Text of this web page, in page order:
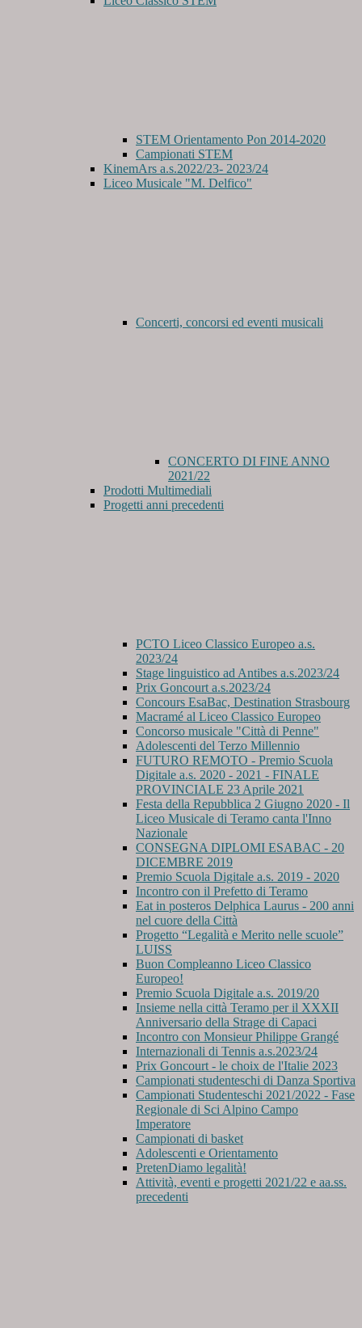
STEM Orientamento Pon 2014-2020
Campionati STEM
KinemArs a.s.2022/23- 2023/24
Liceo Musicale "M. Delfico"
Concerti, concorsi ed eventi musicali
CONCERTO DI FINE ANNO
2021/22
Prodotti Multimediali
Progetti anni precedenti
PCTO Liceo Classico Europeo a.s.
2023/24
Stage linguistico ad Antibes a.s.2023/24
Prix Goncourt a.s.2023/24
Concours EsaBac, Destination Strasbourg
Macramé al Liceo Classico Europeo
Concorso musicale "Città di Penne"
Adolescenti del Terzo Millennio
FUTURO REMOTO - Premio Scuola
Digitale a.s. 2020 - 2021 - FINALE
PROVINCIALE 23 Aprile 2021
Festa della Repubblica 2 Giugno 2020 - Il
Liceo Musicale di Teramo canta l'Inno
Nazionale
CONSEGNA DIPLOMI ESABAC - 20
DICEMBRE 2019
Premio Scuola Digitale a.s. 2019 - 2020
Incontro con il Prefetto di Teramo
Eat in posteros Delphica Laurus - 200 anni
nel cuore della Città
Progetto “Legalità e Merito nelle scuole”
LUISS
Buon Compleanno Liceo Classico
Europeo!
Premio Scuola Digitale a.s. 2019/20
Insieme nella città Teramo per il XXXII
Anniversario della Strage di Capaci
Incontro con Monsieur Philippe Grangé
Internazionali di Tennis a.s.2023/24
Prix Goncourt - le choix de l'Italie 2023
Campionati studenteschi di Danza Sportiva
Campionati Studenteschi 2021/2022 - Fase
Regionale di Sci Alpino Campo
Imperatore
Campionati di basket
Adolescenti e Orientamento
PretenDiamo legalità!
Attività, eventi e progetti 2021/22 e aa.ss.
precedenti